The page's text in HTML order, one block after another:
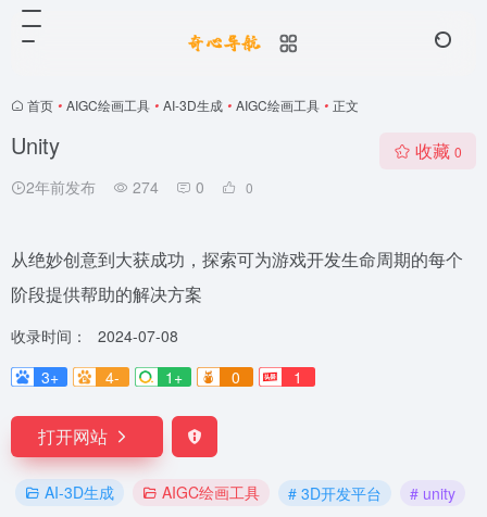
首页 • AIGC绘画工具 • AI-3D生成 • AIGC绘画工具 • 正文
Unity
2年前发布 274 0 0
收藏 0
从绝妙创意到大获成功，探索可为游戏开发生命周期的每个
阶段提供帮助的解决方案
收录时间：
2024-07-08
3+
4- 1+ 0 1
打开网站
AI-3D生成 AIGC绘画工具 # 3D开发平台 # unity